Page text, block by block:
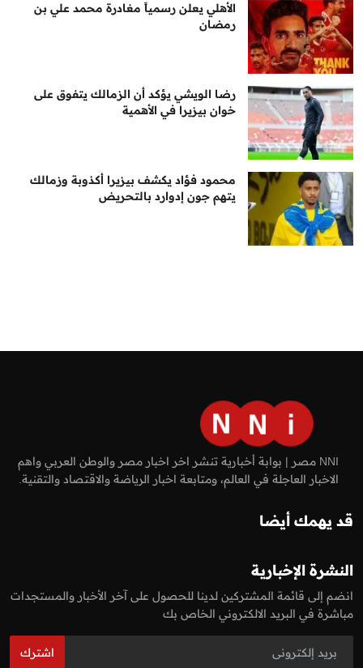
الأهلي يعلن رسمياً مغادرة محمد علي بن
رمضان
رضا الويشي يؤكد أن الزمالك يتفوق على
خوان بيزيرا في الأهمية
محمود فؤاد يكشف بيزيرا أكذوبة وزمالك
يتهم جون إدوارد بالتحريض
NNI مصر | بوابة أخبارية تنشر اخر اخبار مصر والوطن العربي واهم
الاخبار العاجلة في العالم، ومتابعة اخبار الرياضة والاقتصاد والتقنية.
قد يهمك أيضا
النشرة الإخبارية
انضم إلى قائمة المشتركين لدينا للحصول على آخر الأخبار والمستجدات
مباشرة في البريد الالكتروني الخاص بك
اشترك